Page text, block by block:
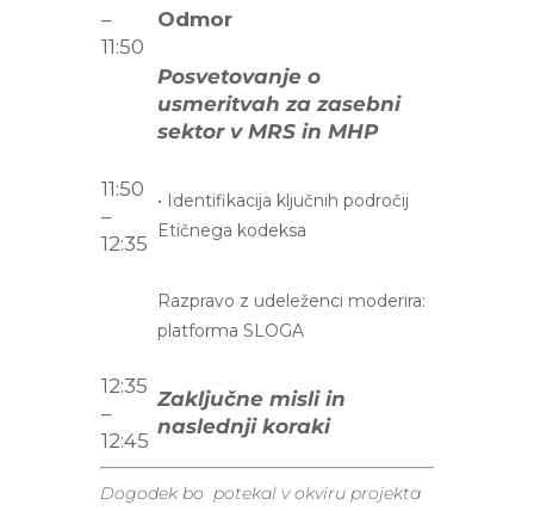
–
11:50
Odmor
11:50
–
12:35
Posvetovanje o
usmeritvah za zasebni
sektor v MRS in MHP
• Identifikacija ključnih področij
Etičnega kodeksa
Razpravo z udeleženci moderira:
platforma SLOGA
12:35
–
12:45
Zaključne misli in
naslednji koraki
Dogodek bo potekal v okviru projekta